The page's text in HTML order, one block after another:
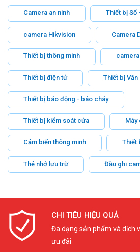
Camera an ninh Thiết bị Số
camera Hikvision Camera
Thiết bị thông minh
Thiết bị điện tử Thiết bị
Thiết bị báo động - báo cháy
Thiết bị kiểm soát cửa Máy
Cảm biến thông minh Thiết
Thẻ nhớ lưu trữ Đầu ghi
CHI TIÊU HIỆU QUẢ
Đa dạng sản phẩm và dịch
ưu đãi